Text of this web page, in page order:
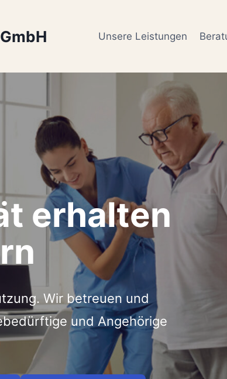
Unsere Leistungen
erhalten
Wir betreuen und
und Angehörige